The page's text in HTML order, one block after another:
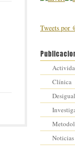
Tweets por
Clínica